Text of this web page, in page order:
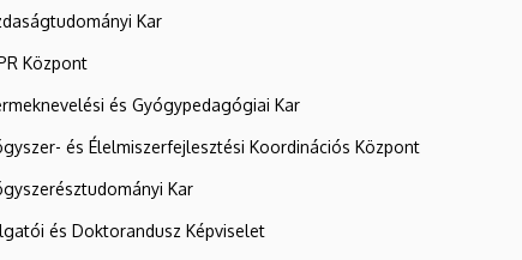
Kar
Központ
és Gyógypedagógiai Kar
és Élelmiszerfejlesztési Koordinációs Központ
Kar
és Doktorandusz Képviselet